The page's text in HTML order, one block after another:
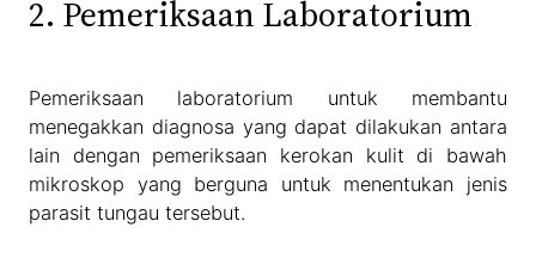
2. Pemeriksaan Laboratorium
Pemeriksaan laboratorium untuk membantu
menegakkan diagnosa yang dapat dilakukan antara
lain dengan pemeriksaan kerokan kulit di bawah
mikroskop yang berguna untuk menentukan jenis
parasit tungau tersebut.